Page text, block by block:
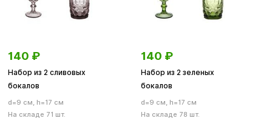
140 ₽
Набор из 2 сливовых
бокалов
d=9 см, h=17 см
На складе 71 шт.
140 ₽
Набор из 2 зеленых
бокалов
d=9 см, h=17 см
На складе 78 шт.